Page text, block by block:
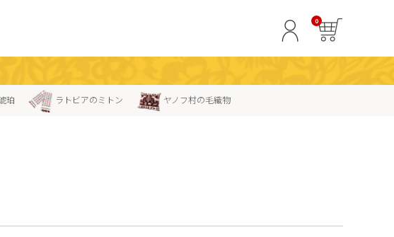
0
珀 ラトビアのミトン ヤノフ村の毛織物